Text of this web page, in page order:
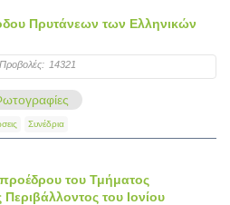
Πρυτάνεων των Ελληνικών
Προβολές: 14321
Συνέδρια
του Τμήματος
του Ιονίου